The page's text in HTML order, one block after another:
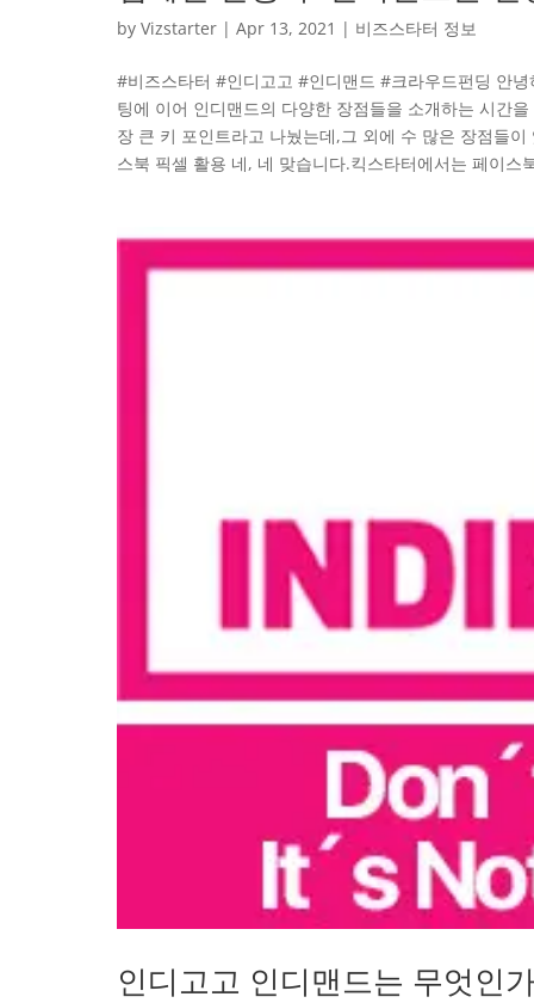
by Vizstarter | Apr 13, 2021 | 비즈스타터 정보
#비즈스타터 #인디고고 #인디맨드 #크라우드펀딩 안
팅에 이어 인디맨드의 다양한 장점들을 소개하는 시간
장 큰 키 포인트라고 나눴는데,그 외에 수 많은 장점들
스북 픽셀 활용 네, 네 맞습니다.킥스타터에서는 페이스
인디고고 인디맨드는 무엇인